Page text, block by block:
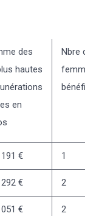
des
hautes
en
Nbre de
femmes
€ 1
€ 2
€ 2